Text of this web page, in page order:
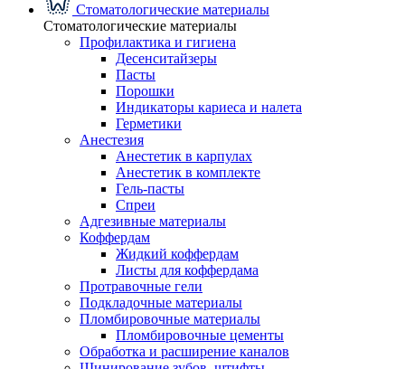
Стоматологические материалы
Стоматологические материалы
Профилактика и гигиена
Десенситайзеры
Пасты
Порошки
Индикаторы кариеса и налета
Герметики
Анестезия
Анестетик в карпулах
Анестетик в комплекте
Гель-пасты
Спреи
Адгезивные материалы
Коффердам
Жидкий коффердам
Листы для коффердама
Протравочные гели
Подкладочные материалы
Пломбировочные материалы
Пломбировочные цементы
Обработка и расширение каналов